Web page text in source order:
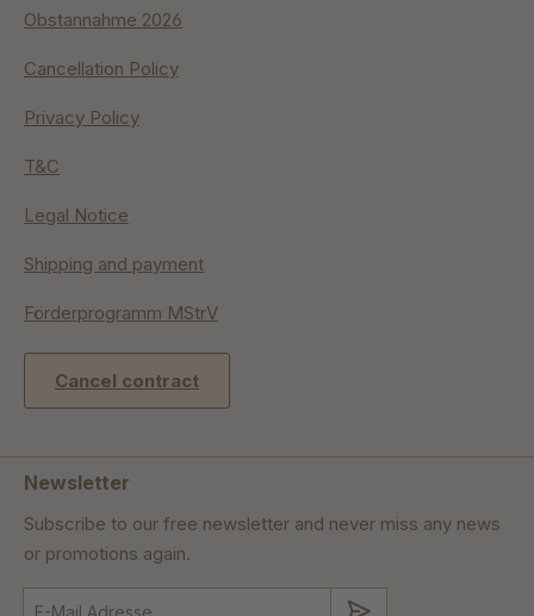
Obstannahme 2026
Cancellation Policy
Privacy Policy
T&C
Legal Notice
Shipping and payment
Förderprogramm MStrV
Cancel contract
Newsletter
Subscribe to our free newsletter and never miss any news
or promotions again.